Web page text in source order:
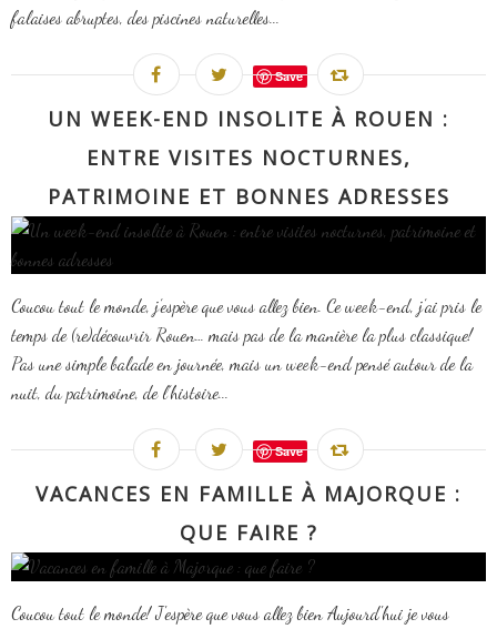
falaises abruptes, des piscines naturelles...
Save
UN WEEK-END INSOLITE À ROUEN :
ENTRE VISITES NOCTURNES,
PATRIMOINE ET BONNES ADRESSES
Coucou tout le monde, j’espère que vous allez bien. Ce week-end, j’ai pris le
temps de (re)découvrir Rouen… mais pas de la manière la plus classique!
Pas une simple balade en journée, mais un week-end pensé autour de la
nuit, du patrimoine, de l’histoire...
Save
VACANCES EN FAMILLE À MAJORQUE :
QUE FAIRE ?
Coucou tout le monde! J'espère que vous allez bien Aujourd'hui je vous